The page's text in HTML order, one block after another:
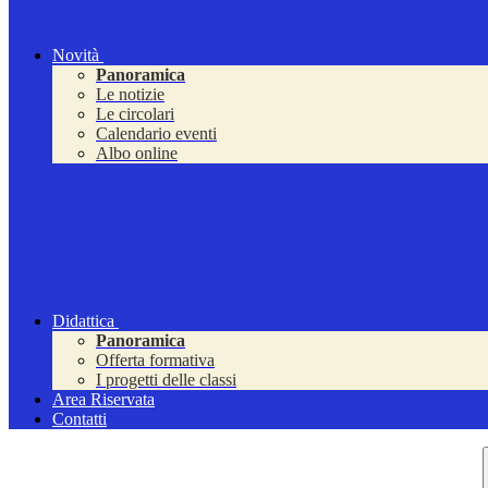
Novità
Panoramica
Le notizie
Le circolari
Calendario eventi
Albo online
Didattica
Panoramica
Offerta formativa
I progetti delle classi
Area Riservata
Contatti